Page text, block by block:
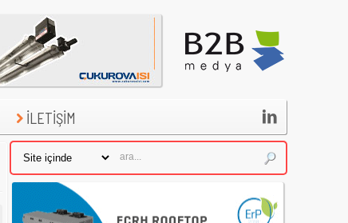
İLETİŞİM 